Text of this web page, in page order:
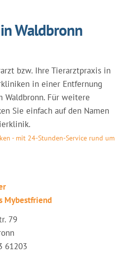
Waldbronn
bzw. Ihre Tierarztpraxis in
in einer Entfernung
Waldbronn. Für weitere
Sie einfach auf den Namen
- mit 24-Stunden-Service rund um
Mybestfriend
79
61203